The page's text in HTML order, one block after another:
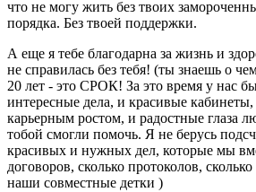
что не могу жить без твоих
порядка. Без твоей поддержки.
А еще я тебе благодарна за жизнь и
не справилась без тебя! (ты знаешь о
20 лет - это СРОК! За это время у нас
интересные дела, и красивые
карьерным ростом, и радостные глаза
тобой смогли помочь. Я не берусь
красивых и нужных дел, которые мы
договоров, сколько протоколов,
наши совместные детки )